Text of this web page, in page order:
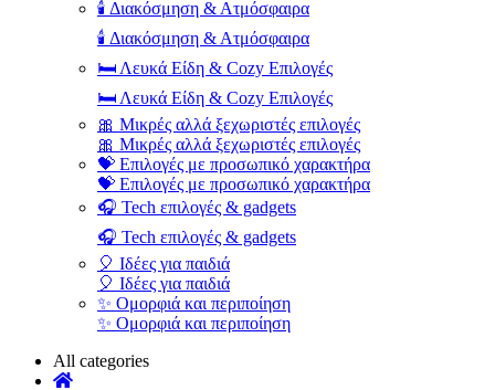
🕯️ Διακόσμηση & Ατμόσφαιρα
🕯️ Διακόσμηση & Ατμόσφαιρα
🛏️ Λευκά Είδη & Cozy Επιλογές
🛏️ Λευκά Είδη & Cozy Επιλογές
🎀 Μικρές αλλά ξεχωριστές επιλογές
🎀 Μικρές αλλά ξεχωριστές επιλογές
💝 Επιλογές με προσωπικό χαρακτήρα
💝 Επιλογές με προσωπικό χαρακτήρα
🎧 Tech επιλογές & gadgets
🎧 Tech επιλογές & gadgets
🎈 Ιδέες για παιδιά
🎈 Ιδέες για παιδιά
✨ Ομορφιά και περιποίηση
✨ Ομορφιά και περιποίηση
All categories